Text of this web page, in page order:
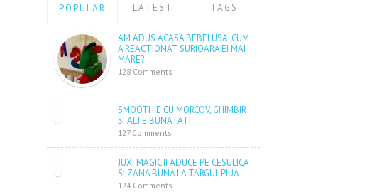
POPULAR LATEST TAGS
AM ADUS ACASA BEBELUSA. CUM
A REACTIONAT SURIOARA EI MAI
MARE?
128 Comments
SMOOTHIE CU MORCOV, GHIMBIR
SI ALTE BUNATATI
127 Comments
JUXI MAGIC II ADUCE PE CESULICA
SI ZANA BUNA LA TARGUL PIUA
124 Comments